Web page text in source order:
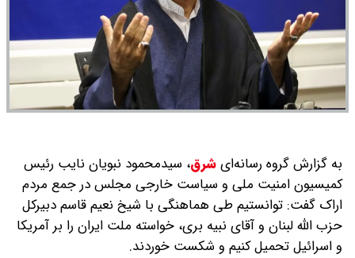
به گزارش گروه رسانه‌ایشرق، سیدمحمود نبویان نایب رئیس
کمیسیون امنیت ملی و سیاست خارجی مجلس در جمع مردم
اراک گفت: توانستیم طی هماهنگی با شیخ نعیم قاسم دبیرکل
حزب الله لبنان و آقای نبیه بری، خواسته ملت ایران را بر آمریکا
و اسرائیل تحمیل کنیم و شکست خوردند.